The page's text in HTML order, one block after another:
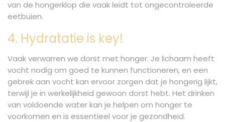
van de hongerklop die vaak leidt tot ongecontroleerde
eetbuien.
4. Hydratatie is key!
Vaak verwarren we dorst met honger. Je lichaam heeft
vocht nodig om goed te kunnen functioneren, en een
gebrek aan vocht kan ervoor zorgen dat je hongerig lijkt,
terwijl je in werkelijkheid gewoon dorst hebt. Het drinken
van voldoende water kan je helpen om honger te
voorkomen en is essentieel voor je gezondheid.